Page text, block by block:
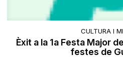
CULTURA I
Èxit a la 1a Festa Major
festes de